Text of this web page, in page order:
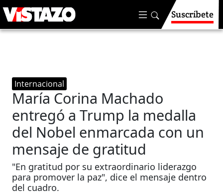
Suscríbete
Internacional
María Corina Machado
entregó a Trump la medalla
del Nobel enmarcada con un
mensaje de gratitud
"En gratitud por su extraordinario liderazgo
para promover la paz", dice el mensaje dentro
del cuadro.